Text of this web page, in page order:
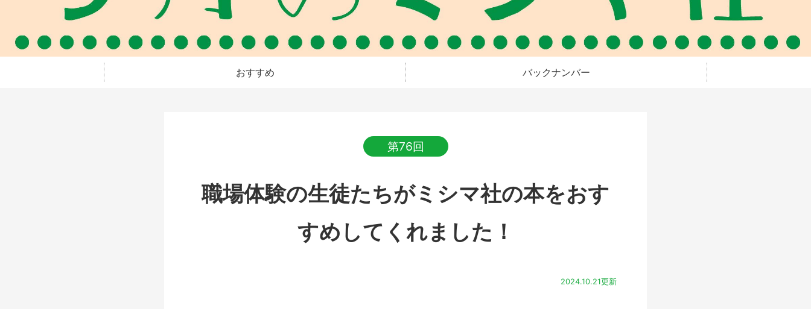
おすすめ バックナンバー
第76回
職場体験の生徒たちがミシマ社の本をおす
すめしてくれました！
2024.10.21更新